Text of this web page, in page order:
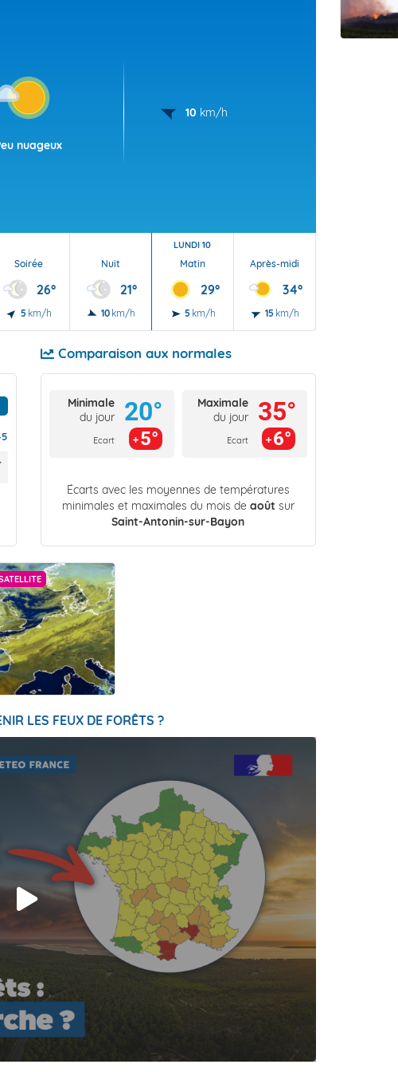
nuageux
10 km/h
Soirée
26°
5 km/h
Nuit
21°
10 km/h
LUNDI 10
Matin
29°
5 km/h
Après-midi
34°
15 km/h
Comparaison aux normales
Minimale
du jour
Ecart
20°
5°
Maximale
du jour
Ecart
35°
6°
Écarts avec les moyennes de températures
minimales et maximales du mois de août sur
Saint-Antonin-sur-Bayon
LES FEUX DE FORÊTS ?